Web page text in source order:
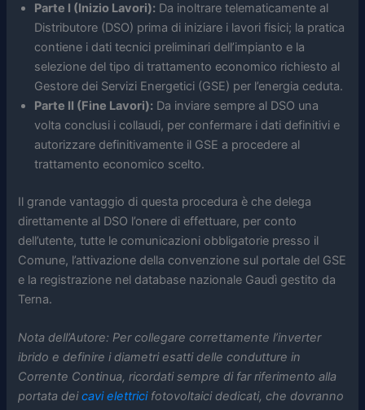
Parte I (Inizio Lavori): Da inoltrare telematicamente al
Distributore (DSO) prima di iniziare i lavori fisici; la pratica
contiene i dati tecnici preliminari dell’impianto e la
selezione del tipo di trattamento economico richiesto al
Gestore dei Servizi Energetici (GSE) per l’energia ceduta.
Parte II (Fine Lavori): Da inviare sempre al DSO una
volta conclusi i collaudi, per confermare i dati definitivi e
autorizzare definitivamente il GSE a procedere al
trattamento economico scelto.
Il grande vantaggio di questa procedura è che delega
direttamente al DSO l’onere di effettuare, per conto
dell’utente, tutte le comunicazioni obbligatorie presso il
Comune, l’attivazione della convenzione sul portale del GSE
e la registrazione nel database nazionale Gaudì gestito da
Terna.
Nota dell’Autore: Per collegare correttamente l’inverter
ibrido e definire i diametri esatti delle condutture in
Corrente Continua, ricordati sempre di far riferimento alla
portata deicavi elettricifotovoltaici dedicati, che dovranno